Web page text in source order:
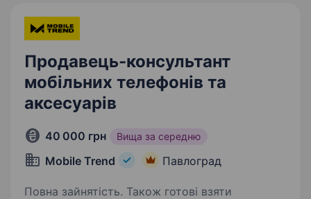
Продавець-консультант
мобільних телефонів та
аксесуарів
40 000 грн Вища за середню
Mobile Trend Павлоград
Повна зайнятість. Також готові взяти